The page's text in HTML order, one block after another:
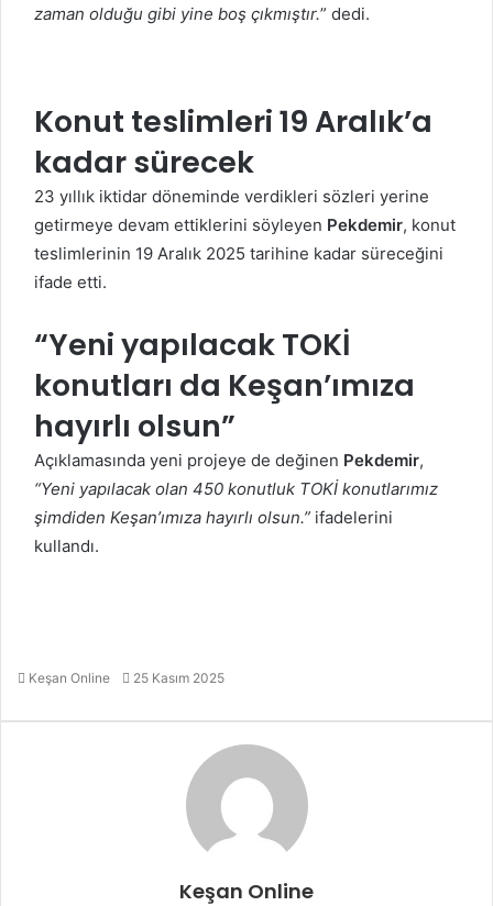
zaman olduğu gibi yine boş çıkmıştır.” dedi.
Konut teslimleri 19 Aralık’a
kadar sürecek
23 yıllık iktidar döneminde verdikleri sözleri yerine
getirmeye devam ettiklerini söyleyen Pekdemir, konut
teslimlerinin 19 Aralık 2025 tarihine kadar süreceğini
ifade etti.
“Yeni yapılacak TOKİ
konutları da Keşan’ımıza
hayırlı olsun”
Açıklamasında yeni projeye de değinen Pekdemir,
“Yeni yapılacak olan 450 konutluk TOKİ konutlarımız
şimdiden Keşan’ımıza hayırlı olsun.” ifadelerini
kullandı.
Keşan Online
Bir
posta
25 Kasım 2025
Keşan Online